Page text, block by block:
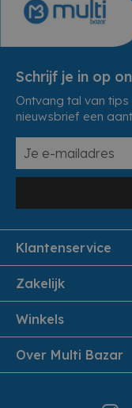
Schrijf je in op
Ontvang tal van
nieuwsbrief een
Klantenservice
FAQ
Veiligheid en Privacy
Leveren aan huis
Zakelijk
Samenwoonactie
B2B
Winkels
Pittem
Izegem
Over Multi Bazar
Over Multi Bazar